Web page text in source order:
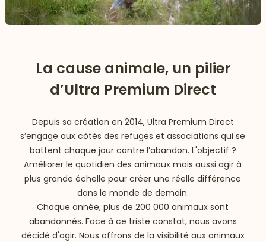
La cause animale, un pilier
d’Ultra Premium Direct
Depuis sa création en 2014, Ultra Premium Direct
s’engage aux côtés des refuges et associations qui se
battent chaque jour contre l’abandon. L'objectif ?
Améliorer le quotidien des animaux mais aussi agir à
plus grande échelle pour créer une réelle différence
dans le monde de demain.
Chaque année, plus de 200 000 animaux sont
abandonnés. Face à ce triste constat, nous avons
décidé d'agir. Nous offrons de la visibilité aux animaux